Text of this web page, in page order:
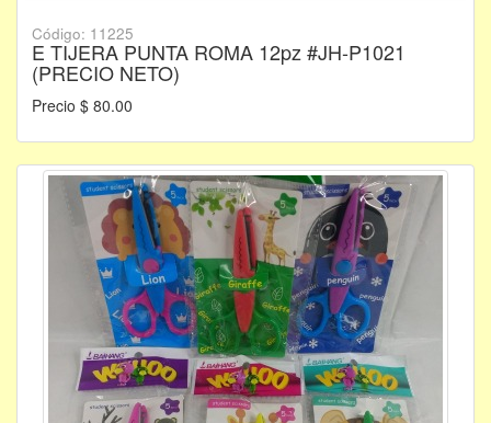
Código: 11225
E TIJERA PUNTA ROMA 12pz #JH-P1021
(PRECIO NETO)
Precio $ 80.00